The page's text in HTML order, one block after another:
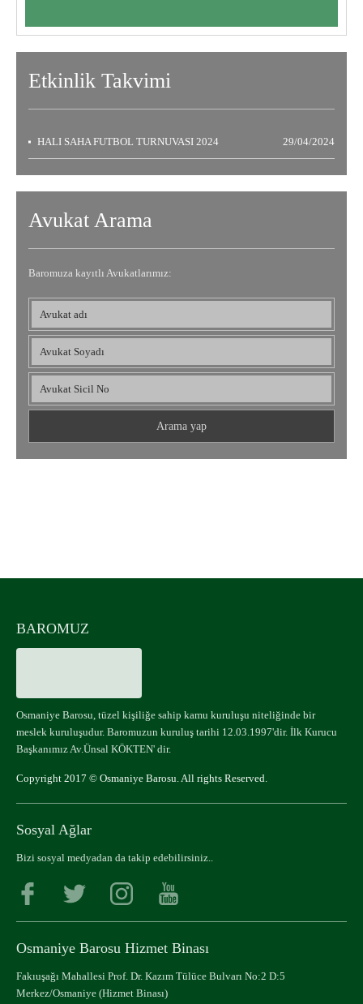
Etkinlik Takvimi
29/04/2024
HALI SAHA FUTBOL TURNUVASI 2024
Avukat Arama
Baromuza kayıtlı Avukatlarımız:
BAROMUZ
Osmaniye Barosu, tüzel kişiliğe sahip kamu kuruluşu niteliğinde bir
meslek kuruluşudur. Baromuzun kuruluş tarihi 12.03.1997'dir. İlk Kurucu
Başkanımız Av.Ünsal KÖKTEN' dir.
Copyright 2017 © Osmaniye Barosu. All rights Reserved.
Sosyal Ağlar
Bizi sosyal medyadan da takip edebilirsiniz..
Osmaniye Barosu Hizmet Binası
Fakıuşağı Mahallesi Prof. Dr. Kazım Tülüce Bulvarı No:2 D:5
Merkez/Osmaniye (Hizmet Binası)